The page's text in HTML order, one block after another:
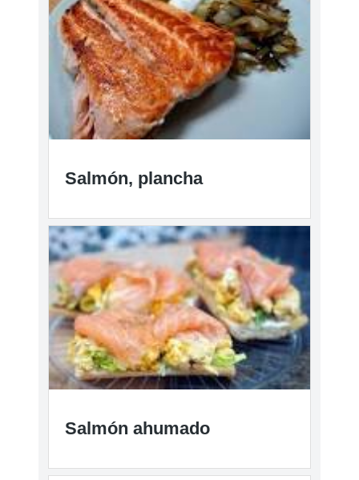
Salmón, plancha
Salmón ahumado